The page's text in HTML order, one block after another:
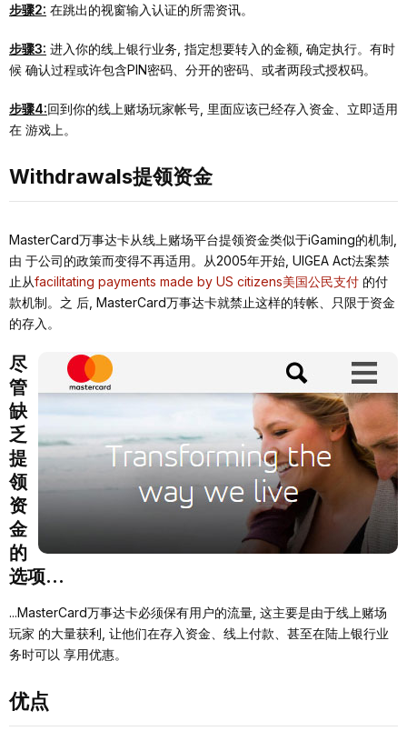
步骤2: 在跳出的视窗输⼊认证的所需资讯。
步骤3: 进⼊你的线上银⾏业务, 指定想要转⼊的⾦额, 确定执⾏。有时
候 确认过程或许包含PIN密码、分开的密码、或者两段式授权码。
步骤4:回到你的线上赌场玩家帐号, ⾥⾯应该已经存⼊资⾦、⽴即适⽤
在 游戏上。
Withdrawals提领资⾦
MasterCard万事达卡从线上赌场平台提领资⾦类似于iGaming的机制,
由 于公司的政策⽽变得不再适⽤。从2005年开始, UIGEA Act法案禁
⽌从facilitating payments made by US citizens美国公⺠⽀付 的付
款机制。之 后, MasterCard万事达卡就禁⽌这样的转帐、只限于资⾦
的存⼊。
尽
管
缺
乏
提
领
资
⾦
的
选项...
...MasterCard万事达卡必须保有⽤户的流量, 这主要是由于线上赌场
玩家 的⼤量获利, 让他们在存⼊资⾦、线上付款、甚⾄在陆上银⾏业
务时可以 享⽤优惠。
优点